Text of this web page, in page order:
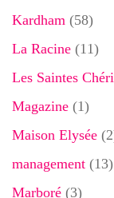
Kardham (58)
La Racine (11)
Les Saintes
Magazine (1)
Maison Elysée
management (13)
Marboré (3)